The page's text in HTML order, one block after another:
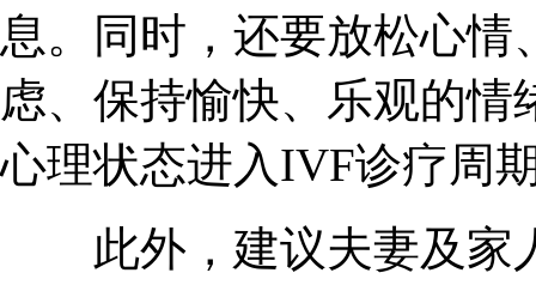
息。同时，还要放松心
虑、保持愉快、乐观的
心理状态进入IVF诊疗周
此外，建议夫妻及家